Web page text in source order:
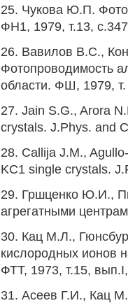
25. Чукова Ю.П.
ФН1, 1979, т.13,
26. Вавилов B.C.,
Фотопроводимость
области. ФШ, 1979,
27. Jain S.G., Arora
crystals. J.Phys. and
28. Callija J.M.,
KC1 single crystals.
29. Гршценко Ю.И.,
агрегатными
30. Кац М.Л.,
кислородных ионов
ФТТ, 1973, т.15,
31. Асеев Г.И., Кац